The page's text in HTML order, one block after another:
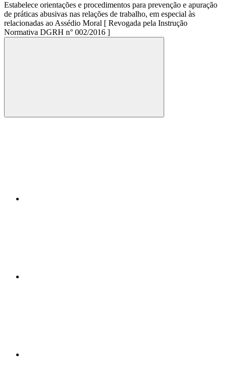
Estabelece orientações e procedimentos para prevenção e apuração
de práticas abusivas nas relações de trabalho, em especial às
relacionadas ao Assédio Moral [ Revogada pela Instrução
Normativa DGRH n° 002/2016 ]
Compartilhar